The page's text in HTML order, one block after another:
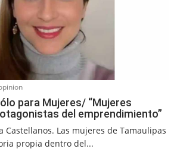
para Mujeres/ “Mujeres
del emprendimiento”
Castellanos. Las mujeres de Tamaulipas
propia dentro del...